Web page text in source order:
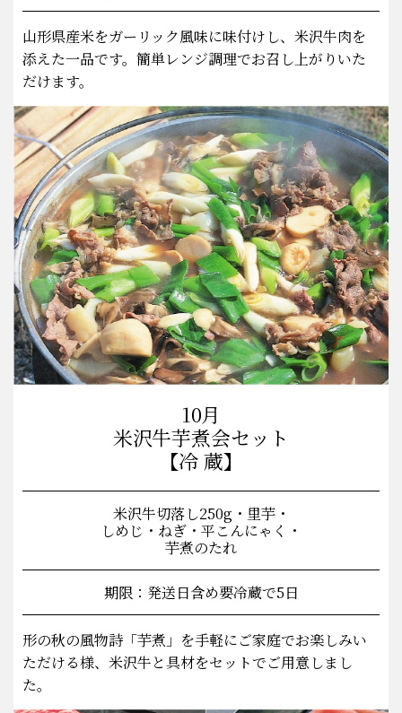
山形県産米をガーリック風味に味付けし、米沢牛肉を
添えた一品です。簡単レンジ調理でお召し上がりいた
だけます。
10月
米沢牛芋煮会セット
【冷 蔵】
米沢牛切落し250g・里芋・
しめじ・ねぎ・平こんにゃく・
芋煮のたれ
期限：発送日含め要冷蔵で5日
形の秋の風物詩「芋煮」を手軽にご家庭でお楽しみい
ただける様、米沢牛と具材をセットでご用意しまし
た。